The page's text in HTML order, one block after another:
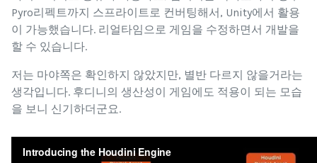
Pyro리펙트까지 스프라이트로 컨버팅해서, Unity에서 활용
이 가능했습니다. 리얼타임으로 게임을 수정하면서 개발을
할 수 있습니다.
저는 마야쪽은 확인하지 않았지만, 별반 다르지 않을거라는
생각입니다. 후디니의 생산성이 게임에도 적용이 되는 모습
을 보니 신기하더군요.